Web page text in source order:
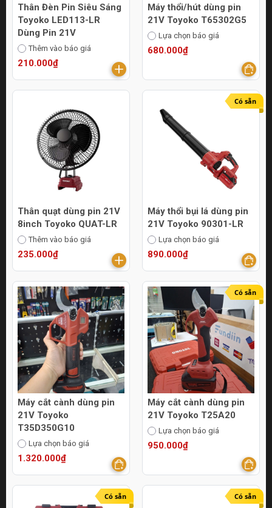
Thân Đèn Pin Siêu Sáng
Toyoko LED113-LR
Dùng Pin 21V
Thêm vào báo giá
210.000₫
Máy thổi/hút dùng pin
21V Toyoko T65302G5
Lựa chọn báo giá
680.000₫
Thân quạt dùng pin 21V
8inch Toyoko QUAT-LR
Thêm vào báo giá
235.000₫
Có sẵn
Máy thổi bụi lá dùng pin
21V Toyoko 90301-LR
Lựa chọn báo giá
890.000₫
Máy cắt cành dùng pin
21V Toyoko
T35D350G10
Lựa chọn báo giá
1.320.000₫
Có sẵn
Máy cắt cành dùng pin
21V Toyoko T25A20
Lựa chọn báo giá
950.000₫
Có sẵn Có sẵn